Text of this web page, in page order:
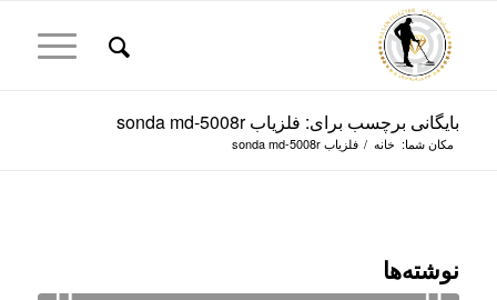
بایگانی برچسب برای: فلزیاب sonda md-5008r
مکان شما: خانه / فلزیاب sonda md-5008r
نوشته‌ها